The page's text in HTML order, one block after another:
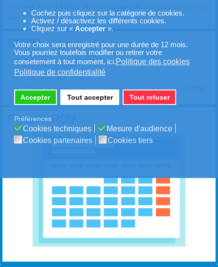
Cochez puis cliquez sur la catégorie de cookies.
Activez / désactivez les différents cookies.
Cliquez sur « Accepter».
Votre choix sera enregistré pour une durée de 12 mois.
Vous pourriez toutefois modifier ou retirer votre
consetement à tout moment, ici.Politique des cookies
Politique de confidentialité
Accepter Tout accepter Tout refuser
Préférences
Cookies techniques
Mesure d'audience
Cookies partenaires
Cookies tiers
RGPD
Mentions légales
Utilisation des cookies
Politique de protection des données et engagement RGPD
Prendre RDV